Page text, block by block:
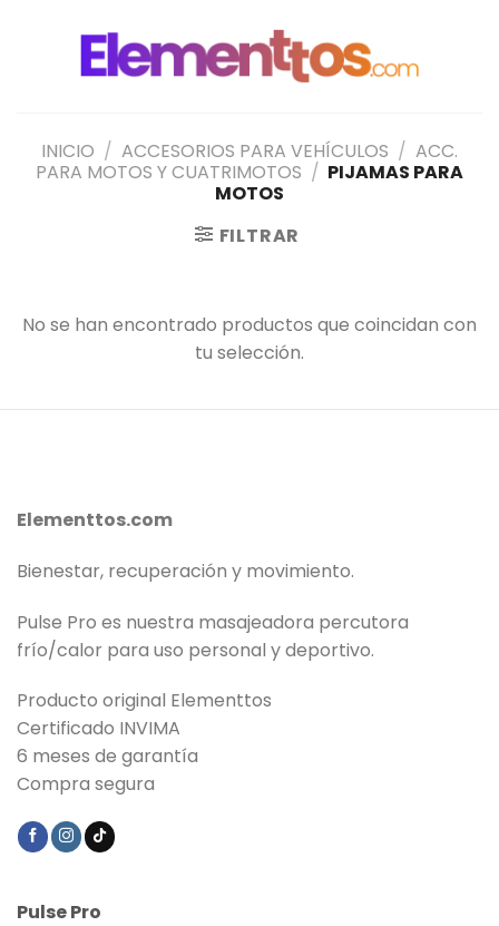
INICIO / ACCESORIOS PARA VEHÍCULOS / ACC.
PARA MOTOS Y CUATRIMOTOS / PIJAMAS PARA
MOTOS
FILTRAR
No se han encontrado productos que coincidan con
tu selección.
Elementtos.com
Bienestar, recuperación y movimiento.
Pulse Pro es nuestra masajeadora percutora
frío/calor para uso personal y deportivo.
Producto original Elementtos
Certificado INVIMA
6 meses de garantía
Compra segura
Pulse Pro